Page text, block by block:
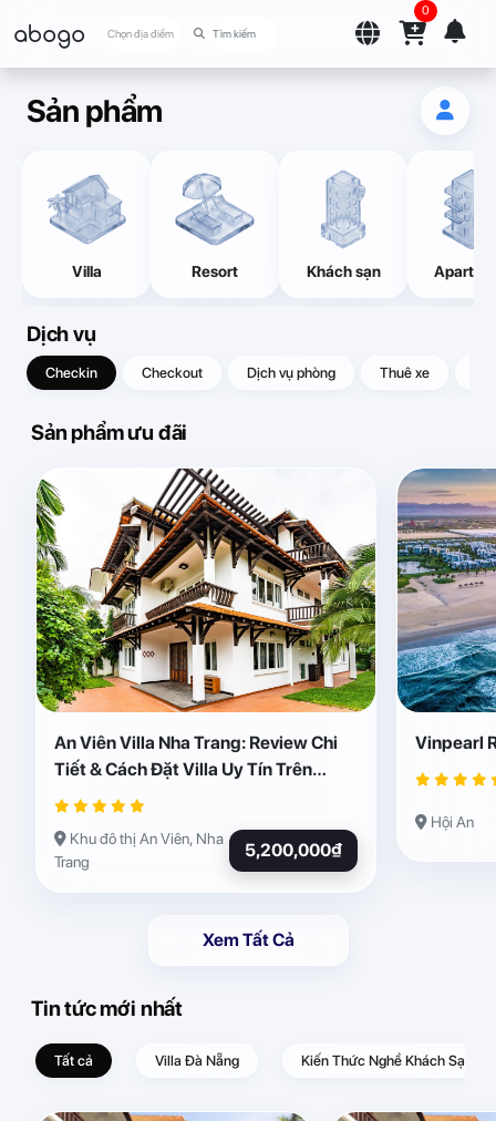
abogo Chọn địa điểm
0
Sản phẩm
Villa Resort Khách sạn
Dịch vụ
Checkin Checkout Dịch vụ phòng Thuê xe
Sản phẩm ưu đãi
An Viên Villa Nha Trang: Review Chi
Tiết & Cách Đặt Villa Uy Tín Trên
Abogo
Khu đô thị An Viên, Nha
Trang
5,200,000₫
Vinpearl
Hội An
Xem Tất Cả
Tin tức mới nhất
Tất cả Villa Đà Nẵng Kiến Thức Nghề Khách Sạn –